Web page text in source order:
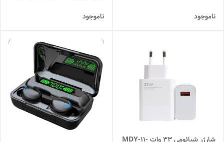
ناموجود ناموجود
شارژر شیائومی 33 وات MDY-11-